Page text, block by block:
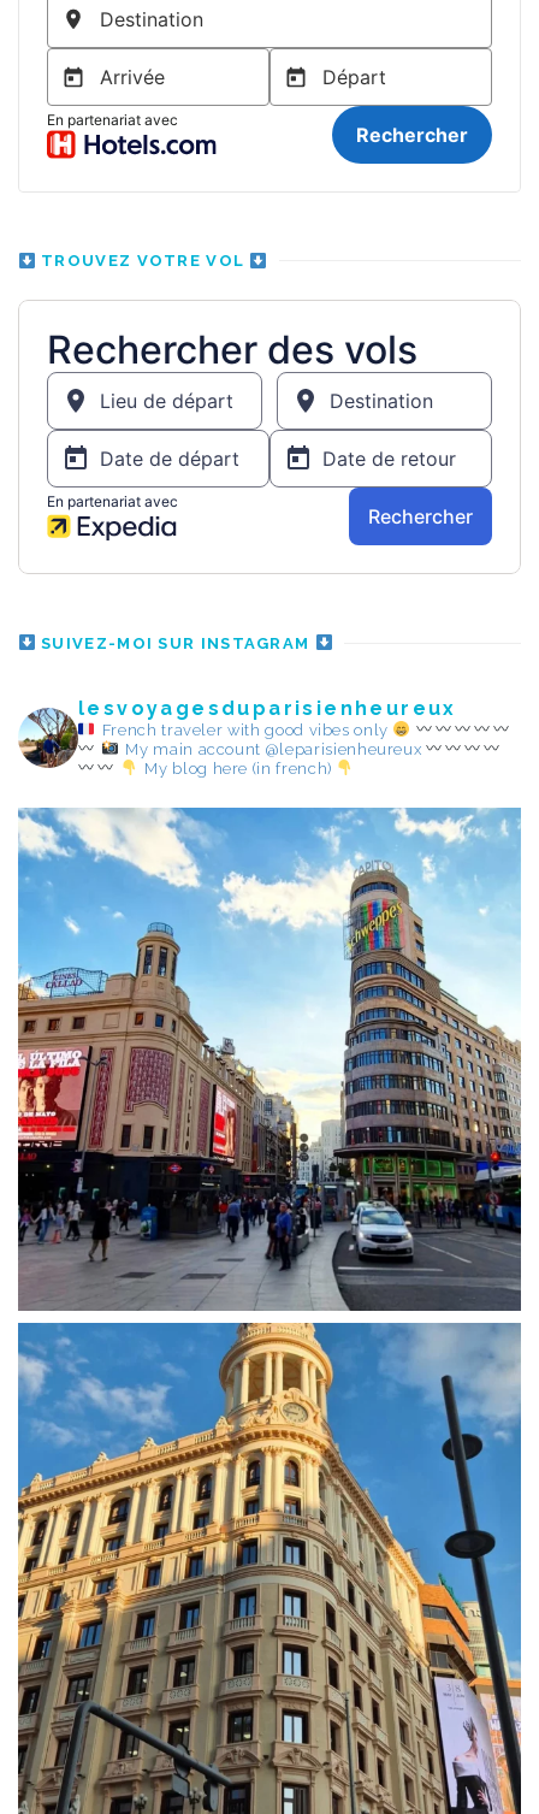
TROUVEZ VOTRE VOL
SUIVEZ-MOI SUR INSTAGRAM
lesvoyagesduparisienheureux
French traveler with good vibes only
My main account @leparisienheureux
My blog here (in french)